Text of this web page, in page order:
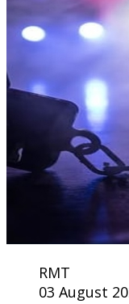
RMT
03 August